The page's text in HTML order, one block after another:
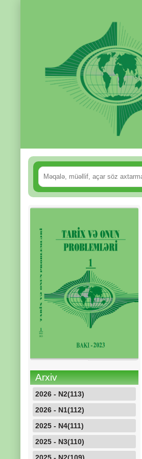
Arxiv
2026 - N2(113)
2026 - N1(112)
2025 - N4(111)
2025 - N3(110)